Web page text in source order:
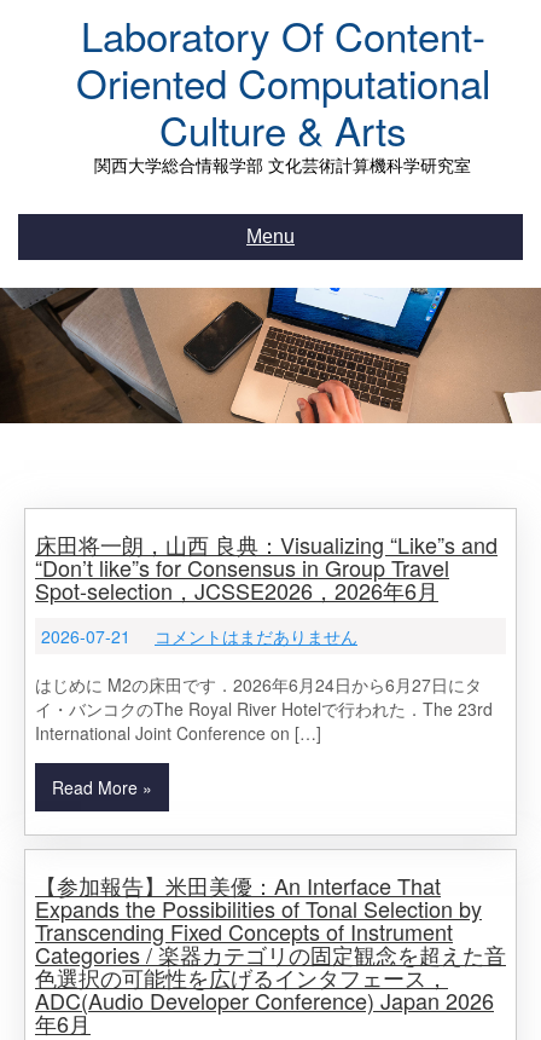
Laboratory Of Content-
Oriented Computational
Culture & Arts
関西大学総合情報学部 文化芸術計算機科学研究室
Menu
床田将一朗，山西 良典：Visualizing “Like”s and
“Don’t like”s for Consensus in Group Travel
Spot-selection，JCSSE2026，2026年6月
2026-07-21
コメントはまだありません
はじめに M2の床田です．2026年6月24日から6月27日にタ
イ・バンコクのThe Royal River Hotel​で行われた．The 23rd
International Joint Conference on […]
Read More »
【参加報告】米田美優：An Interface That
Expands the Possibilities of Tonal Selection by
Transcending Fixed Concepts of Instrument
Categories / 楽器カテゴリの固定観念を超えた音
色選択の可能性を広げるインタフェース，
ADC(Audio Developer Conference) Japan 2026
年6月